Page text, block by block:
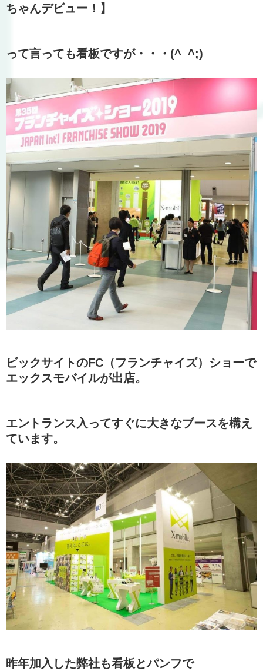
ちゃんデビュー！】
って言っても看板ですが・・・(^_^;)
ビックサイトのFC（フランチャイズ）ショーで
エックスモバイルが出店。
エントランス入ってすぐに大きなブースを構え
ています。
昨年加入した弊社も看板とパンフで